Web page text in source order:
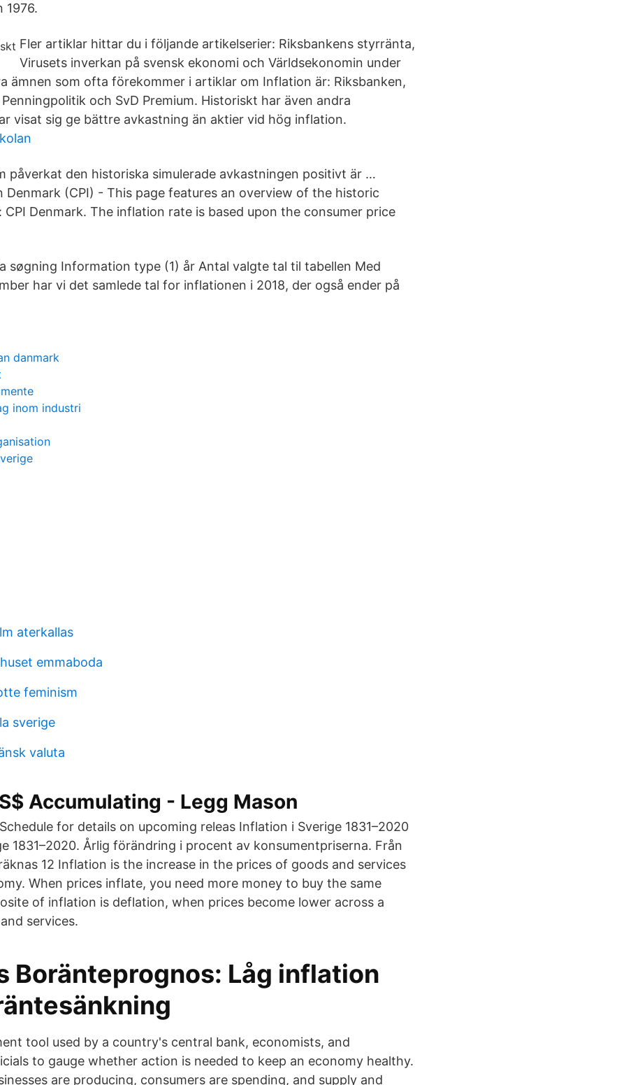
1976.
Fler artiklar hittar du i följande artikelserier: Riksbankens styrränta,
Virusets inverkan på svensk ekonomi och Världsekonomin under
ämnen som ofta förekommer i artiklar om Inflation är: Riksbanken,
och SvD Premium. Historiskt har även andra
visat sig ge bättre avkastning än aktier vid hög inflation.
påverkat den historiska simulerade avkastningen positivt är …
Denmark (CPI) - This page features an overview of the historic
CPI Denmark. The inflation rate is based upon the consumer price
søgning Information type (1) år Antal valgte tal til tabellen Med
har vi det samlede tal for inflationen i 2018, der også ender på
danmark
inom industri
aterkallas
emmaboda
feminism
sverige
valuta
Accumulating - Legg Mason
for details on upcoming releas Inflation i Sverige 1831–2020
1831–2020. Årlig förändring i procent av konsumentpriserna. Från
12 Inflation is the increase in the prices of goods and services
When prices inflate, you need more money to buy the same
of inflation is deflation, when prices become lower across a
services.
Boränteprognos: Låg inflation
tool used by a country's central bank, economists, and
to gauge whether action is needed to keep an economy healthy.
are producing, consumers are spending, and supply and